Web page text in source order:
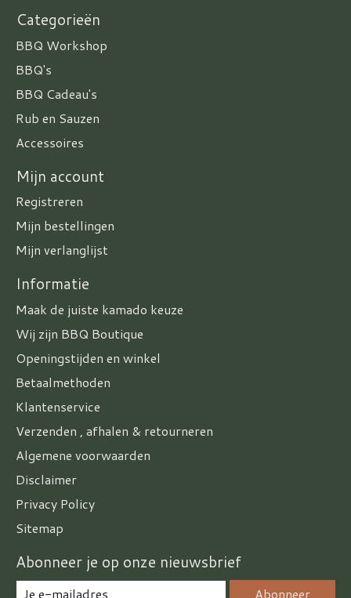
Categorieën
BBQ Workshop
BBQ's
BBQ Cadeau's
Rub en Sauzen
Accessoires
Mijn account
Registreren
Mijn bestellingen
Mijn verlanglijst
Informatie
Maak de juiste kamado keuze
Wij zijn BBQ Boutique
Openingstijden en winkel
Betaalmethoden
Klantenservice
Verzenden , afhalen & retourneren
Algemene voorwaarden
Disclaimer
Privacy Policy
Sitemap
Abonneer je op onze nieuwsbrief
Abonneer